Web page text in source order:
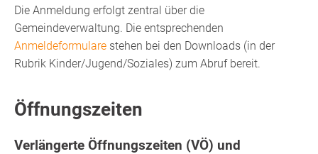
Die Anmeldung erfolgt zentral über die
Gemeindeverwaltung. Die entsprechenden
Anmeldeformulare stehen bei den Downloads (in der
Rubrik Kinder/Jugend/Soziales) zum Abruf bereit.
Öffnungszeiten
Verlängerte Öffnungszeiten (VÖ) und